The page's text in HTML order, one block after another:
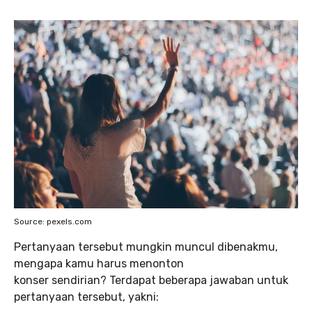
Source: pexels.com
Pertanyaan tersebut mungkin muncul dibenakmu,
mengapa kamu harus menonton
konser sendirian? Terdapat beberapa jawaban untuk
pertanyaan tersebut, yakni: